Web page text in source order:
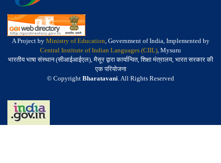
A Project by Ministry of Education, Government of India, Implemented by
Central Institute of Indian Languages (CIIL), Mysuru
भारतीय भाषा संस्थान (सीआईआईएल), मैसूर द्वारा कार्यान्वित, शिक्षा मंत्रालय, भारत सरकार की
एक परियोजना
© Copyright Bharatavani. All Rights Reserved